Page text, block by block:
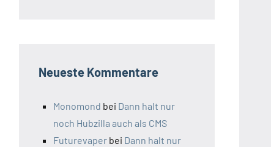
Neueste Kommentare
Monomond bei Dann halt nur
noch Hubzilla auch als CMS
Futurevaper bei Dann halt nur